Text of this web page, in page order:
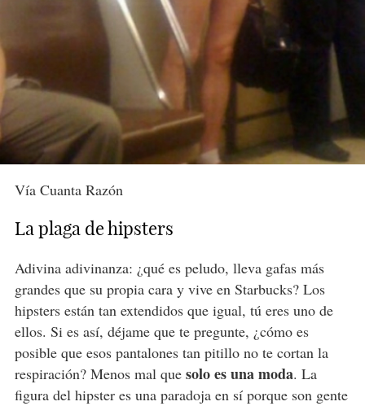
Vía Cuanta Razón
La plaga de hipsters
Adivina adivinanza: ¿qué es peludo, lleva gafas más
grandes que su propia cara y vive en Starbucks? Los
hipsters están tan extendidos que igual, tú eres uno de
ellos. Si es así, déjame que te pregunte, ¿cómo es
posible que esos pantalones tan pitillo no te cortan la
respiración? Menos mal quesolo es una moda. La
figura del hipster es una paradoja en sí porque son gente